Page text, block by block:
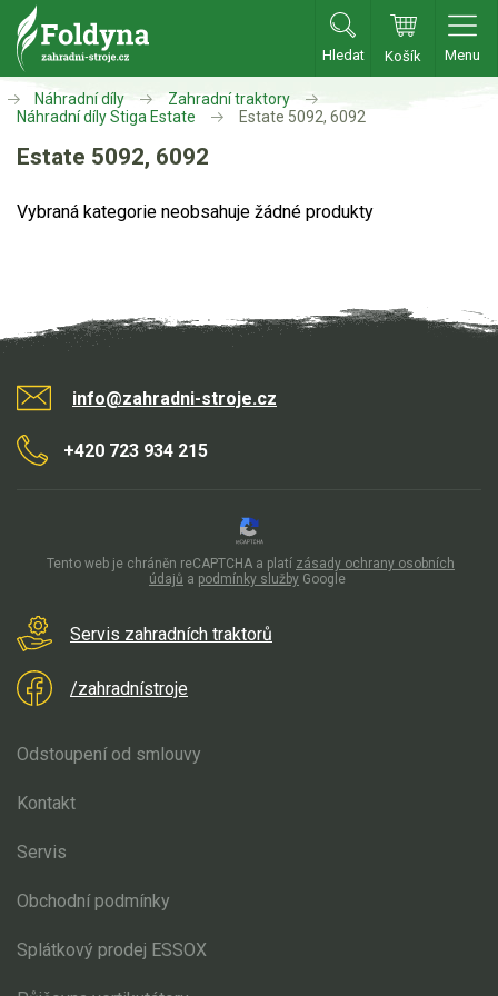
Hledat Košík Menu
Zahradní traktory
Zahradní traktory
Aku traktory
Sekačky
Akumulátorové sekačky
Robotické sekačky
Křovinořezy a vyžínače
Benzínové křovinořezy a vyžínače
Aku křovinořezy a vyžínače
Elektrické pily
Náhradní díly
Zahradní traktory
Náhradní díly Stiga Estate
Estate 5092, 6092
Estate 5092, 6092
Vybraná kategorie neobsahuje žádné produkty
info@zahradni-stroje.cz
+420 723 934 215
Servis zahradních traktorů
/zahradnístroje
Odstoupení od smlouvy
Kontakt
Servis
Obchodní podmínky
Splátkový prodej ESSOX
Tento web je chráněn reCAPTCHA a platí zásady ochrany osobních
údajů a podmínky služby Google